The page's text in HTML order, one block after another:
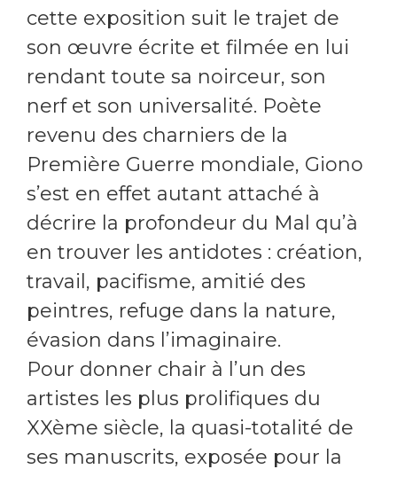
cette exposition suit le trajet de
son œuvre écrite et filmée en lui
rendant toute sa noirceur, son
nerf et son universalité. Poète
revenu des charniers de la
Première Guerre mondiale, Giono
s’est en effet autant attaché à
décrire la profondeur du Mal qu’à
en trouver les antidotes : création,
travail, pacifisme, amitié des
peintres, refuge dans la nature,
évasion dans l’imaginaire.
Pour donner chair à l’un des
artistes les plus prolifiques du
XXème siècle, la quasi-totalité de
ses manuscrits, exposée pour la